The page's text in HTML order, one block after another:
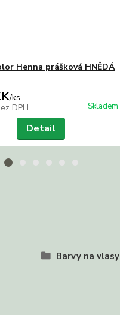
Henna prášková HNĚDÁ
/ks
DPH Skladem
Detail
Barvy na vlasy